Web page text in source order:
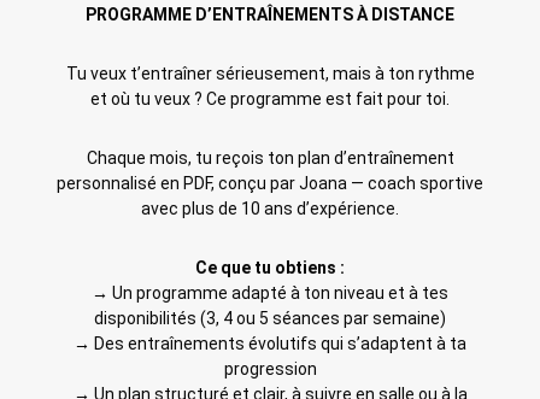
PROGRAMME D’ENTRAÎNEMENTS À DISTANCE
Tu veux t’entraîner sérieusement, mais à ton rythme
et où tu veux ? Ce programme est fait pour toi.
Chaque mois, tu reçois ton plan d’entraînement
personnalisé en PDF, conçu par Joana — coach sportive
avec plus de 10 ans d’expérience.
Ce que tu obtiens :
→ Un programme adapté à ton niveau et à tes
disponibilités (3, 4 ou 5 séances par semaine)
→ Des entraînements évolutifs qui s’adaptent à ta
progression
→ Un plan structuré et clair, à suivre en salle ou à la